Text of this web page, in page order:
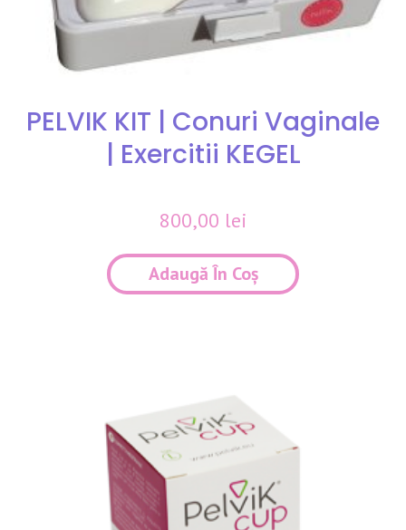
PELVIK KIT | Conuri Vaginale
| Exercitii KEGEL
800,00 lei
Adaugă În Coș